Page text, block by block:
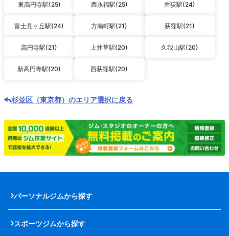
東高円寺駅(25) 西永福駅(25) 井荻駅(24)
富士見ヶ丘駅(24) 方南町駅(21) 荻窪駅(21)
高円寺駅(21) 上井草駅(20) 久我山駅(20)
新高円寺駅(20) 西荻窪駅(20)
杉並区（東京都）のエリア選択に戻る
パーソナルジムから探す
スポーツジムから探す